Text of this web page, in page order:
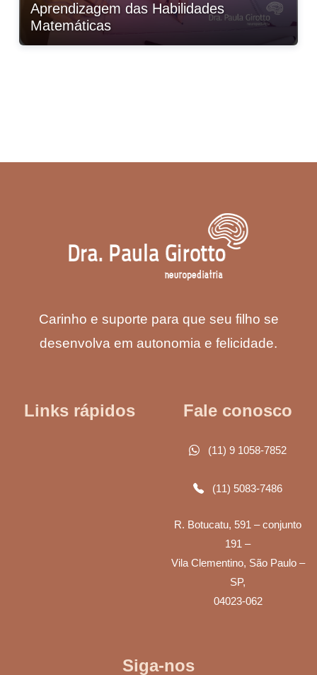
Aprendizagem das Habilidades
Matemáticas
Carinho e suporte para que seu filho se
desenvolva em autonomia e felicidade.
Links rápidos Fale conosco
(11) 9 1058-7852
(11) 5083-7486
R. Botucatu, 591 – conjunto
191 –
Vila Clementino, São Paulo –
SP,
04023-062
Siga-nos